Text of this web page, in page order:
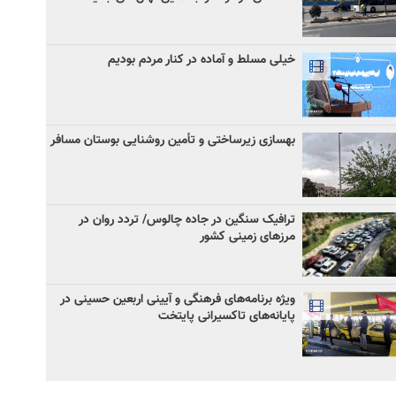
خیلی مسلط و آماده در کنار مردم بودیم
بهسازی زیرساختی و تأمین روشنایی بوستان مسافر
ترافیک سنگین در جاده چالوس/ تردد روان در
مرزهای زمینی کشور
ویژه برنامه‌های فرهنگی و آیینی اربعین حسینی در
پایانه‌های تاکسیرانی پایتخت